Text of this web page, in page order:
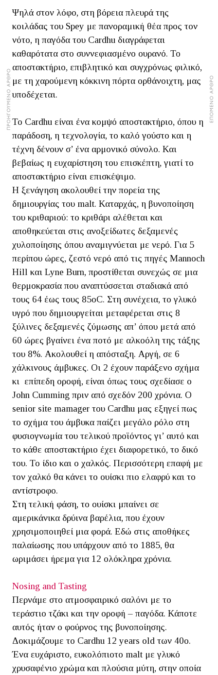
ΠΡΟΗΓΟΥΜΕΝΟ ΑΡΘΡΟ ΕΠΟΜΕΝΟ ΑΡΘΡΟ
Ψηλά στον λόφο, στη βόρεια πλευρά της
κοιλάδας του Spey με πανοραμική θέα προς τον
νότο, η παγόδα του Cardhu διαγράφεται
καθαρότατα στο συννεφιασμένο ουρανό. Το
αποστακτήριο, επιβλητικό και συγχρόνως φιλικό,
με τη χαρούμενη κόκκινη πόρτα ορθάνοιχτη, μας
υποδέχεται.
Το Cardhu είναι ένα κομψό αποστακτήριο, όπου η
παράδοση, η τεχνολογία, το καλό γούστο και η
τέχνη δένουν σ’ ένα αρμονικό σύνολο. Και
βεβαίως η ευχαρίστηση του επισκέπτη, γιατί το
αποστακτήριο είναι επισκέψιμο.
Η ξενάγηση ακολουθεί την πορεία της
δημιουργίας του malt. Καταρχάς, η βυνοποίηση
του κριθαριού: το κριθάρι αλέθεται και
αποθηκεύεται στις ανοξείδωτες δεξαμενές
χυλοποίησης όπου αναμιγνύεται με νερό. Για 5
περίπου ώρες, ζεστό νερό από τις πηγές Mannoch
Hill και Lyne Burn, προστίθεται συνεχώς σε μια
θερμοκρασία που αναπτύσσεται σταδιακά από
τους 64 έως τους 85oC. Στη συνέχεια, το γλυκό
υγρό που δημιουργείται μεταφέρεται στις 8
ξύλινες δεξαμενές ζύμωσης απ’ όπου μετά από
60 ώρες βγαίνει ένα ποτό με αλκοόλη της τάξης
του 8%. Ακολουθεί η απόσταξη. Αργή, σε 6
χάλκινους άμβυκες. Οι 2 έχουν παράξενο σχήμα
κι επίπεδη οροφή, είναι όπως τους σχεδίασε ο
John Cumming πριν από σχεδόν 200 χρόνια. Ο
senior site mamager του Cardhu μας εξηγεί πως
το σχήμα του άμβυκα παίζει μεγάλο ρόλο στη
φυσιογνωμία του τελικού προϊόντος γι’ αυτό και
το κάθε αποστακτήριο έχει διαφορετικό, το δικό
του. Το ίδιο και ο χαλκός. Περισσότερη επαφή με
τον χαλκό θα κάνει το ουίσκι πιο ελαφρύ και το
αντίστροφο.
Στη τελική φάση, το ουίσκι μπαίνει σε
αμερικάνικα δρύινα βαρέλια, που έχουν
χρησιμοποιηθεί μια φορά. Εδώ στις αποθήκες
παλαίωσης που υπάρχουν από το 1885, θα
ωριμάσει ήρεμα για 12 ολόκληρα χρόνια.
Nosing and Tasting
Περνάμε στο ατμοσφαιρικό σαλόνι με το
τεράστιο τζάκι και την οροφή – παγόδα. Κάποτε
αυτός ήταν ο φούρνος της βυνοποίησης.
Δοκιμάζουμε το Cardhu 12 years old των 40o.
Ένα ευχάριστο, ευκολόπιοτο malt με γλυκό
χρυσαφένιο χρώμα και πλούσια μύτη, στην οποία